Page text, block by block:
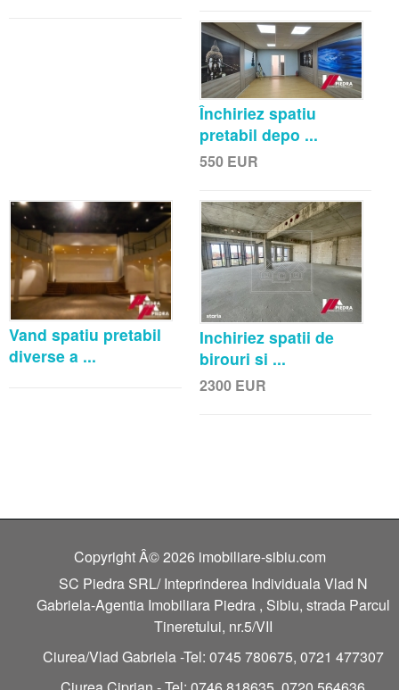
Închiriez spatiu
pretabil depo ...
550 EUR
Vand spatiu pretabil
diverse a ...
Inchiriez spatii de
birouri si ...
2300 EUR
Copyright Â© 2026 imobiliare-sibiu.com
SC Piedra SRL/ Inteprinderea Individuala Vlad N
Gabriela-Agentia Imobiliara Piedra , Sibiu, strada Parcul
Tineretului, nr.5/VII
Ciurea/Vlad Gabriela -Tel: 0745 780675, 0721 477307